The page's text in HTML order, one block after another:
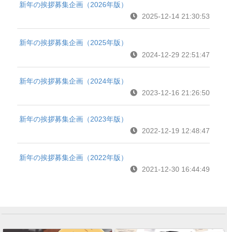
新年の挨拶募集企画（2026年版）
2025-12-14 21:30:53
新年の挨拶募集企画（2025年版）
2024-12-29 22:51:47
新年の挨拶募集企画（2024年版）
2023-12-16 21:26:50
新年の挨拶募集企画（2023年版）
2022-12-19 12:48:47
新年の挨拶募集企画（2022年版）
2021-12-30 16:44:49